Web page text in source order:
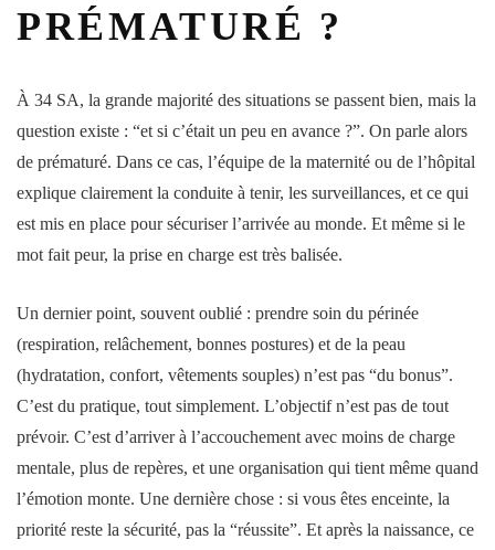
PRÉMATURÉ ?
À 34 SA, la grande majorité des situations se passent bien, mais la
question existe : “et si c’était un peu en avance ?”. On parle alors
de prématuré. Dans ce cas, l’équipe de la maternité ou de l’hôpital
explique clairement la conduite à tenir, les surveillances, et ce qui
est mis en place pour sécuriser l’arrivée au monde. Et même si le
mot fait peur, la prise en charge est très balisée.
Un dernier point, souvent oublié : prendre soin du périnée
(respiration, relâchement, bonnes postures) et de la peau
(hydratation, confort, vêtements souples) n’est pas “du bonus”.
C’est du pratique, tout simplement. L’objectif n’est pas de tout
prévoir. C’est d’arriver à l’accouchement avec moins de charge
mentale, plus de repères, et une organisation qui tient même quand
l’émotion monte. Une dernière chose : si vous êtes enceinte, la
priorité reste la sécurité, pas la “réussite”. Et après la naissance, ce